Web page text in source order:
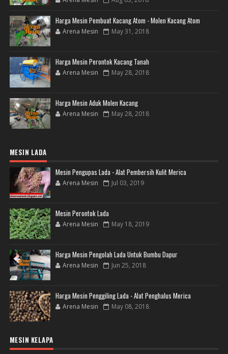
Harga Mesin Pembuat Kacang Atom - Molen Kacang Atom
Arena Mesin May 31, 2018
Harga Mesin Perontok Kacang Tanah
Arena Mesin May 28, 2018
Harga Mesin Aduk Molen Kacang
Arena Mesin May 28, 2018
MESIN LADA
Mesin Pengupas Lada - Alat Pembersih Kulit Merica
Arena Mesin Jul 03, 2019
Mesin Perontok Lada
Arena Mesin May 18, 2019
Harga Mesin Pengolah Lada Untuk Bumbu Dapur
Arena Mesin Jun 25, 2018
Harga Mesin Penggiling Lada - Alat Penghalus Merica
Arena Mesin May 08, 2018
MESIN KELAPA